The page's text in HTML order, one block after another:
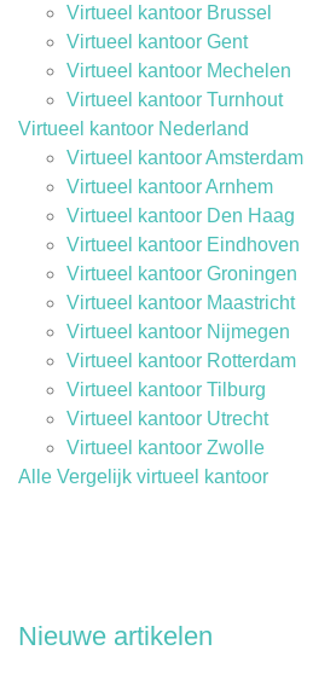
Virtueel kantoor Brussel
Virtueel kantoor Gent
Virtueel kantoor Mechelen
Virtueel kantoor Turnhout
Virtueel kantoor Nederland
Virtueel kantoor Amsterdam
Virtueel kantoor Arnhem
Virtueel kantoor Den Haag
Virtueel kantoor Eindhoven
Virtueel kantoor Groningen
Virtueel kantoor Maastricht
Virtueel kantoor Nijmegen
Virtueel kantoor Rotterdam
Virtueel kantoor Tilburg
Virtueel kantoor Utrecht
Virtueel kantoor Zwolle
Alle Vergelijk virtueel kantoor
Nieuwe artikelen